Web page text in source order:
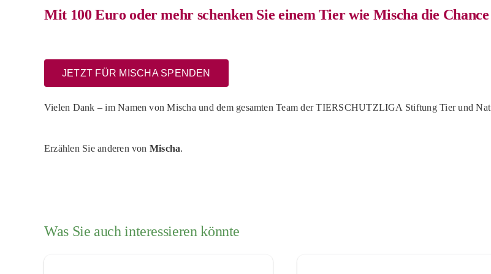
Mit 100 Euro oder mehr schenken Sie einem Tier wie Mischa die
JETZT FÜR MISCHA SPENDEN
Vielen Dank – im Namen von Mischa und dem gesamten Team der TIERSCHUTZLIGA Stiftung Tier und
Erzählen Sie anderen von Mischa.
Was Sie auch interessieren könnte